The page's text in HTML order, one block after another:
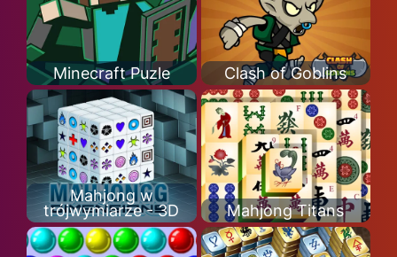
Minecraft Puzle Clash of Goblins
Mahjong w
trójwymiarze - 3D
Mahjong Titans